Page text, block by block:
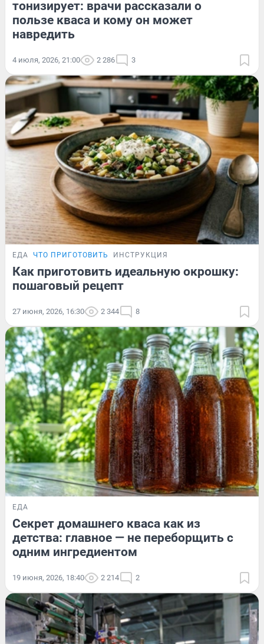
тонизирует: врачи рассказали о
пользе кваса и кому он может
навредить
4 июля, 2026, 21:00 2 286 3
ЕДА ЧТО ПРИГОТОВИТЬ ИНСТРУКЦИЯ
Как приготовить идеальную окрошку:
пошаговый рецепт
27 июня, 2026, 16:30 2 344 8
ЕДА
Секрет домашнего кваса как из
детства: главное — не переборщить с
одним ингредиентом
19 июня, 2026, 18:40 2 214 2